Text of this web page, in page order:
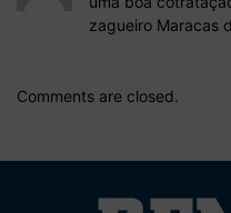
zagueiro Maracas
Comments are closed.